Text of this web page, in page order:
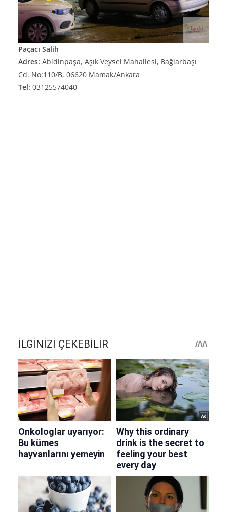
Paçacı Salih
Adres: Abidinpaşa, Aşık Veysel Mahallesi, Bağlarbaşı
Cd. No:110/B, 06620 Mamak/Ankara
Tel: 03125574040